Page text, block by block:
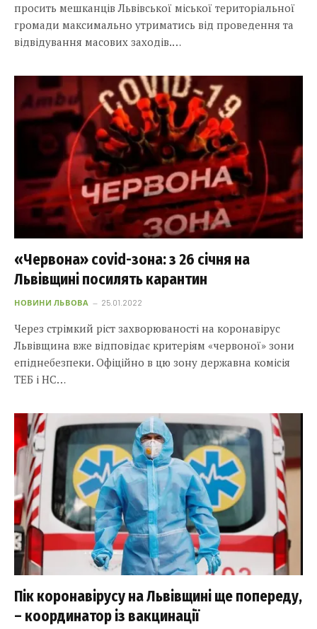
просить мешканців Львівської міської територіальної
громади максимально утриматись від проведення та
відвідування масових заходів.…
«Червона» covid-зона: з 26 січня на
Львівщині посилять карантин
НОВИНИ ЛЬВОВА 25.01.2022
Через стрімкий ріст захворюваності на коронавірус
Львівщина вже відповідає критеріям «червоної» зони
епіднебезпеки. Офіційно в цю зону державна комісія
ТЕБ і НС…
Пік коронавірусу на Львівщині ще попереду,
– координатор із вакцинації